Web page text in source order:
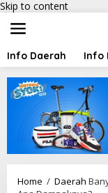
Skip to content
Info Daerah Info
Home / Daerah